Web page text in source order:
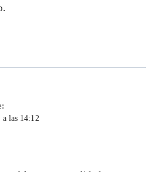
las 14:12